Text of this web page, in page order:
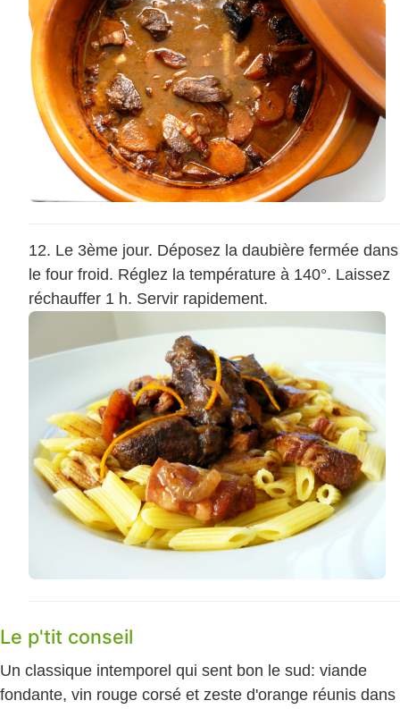
Le 3ème jour. Déposez la daubière fermée dans
le four froid. Réglez la température à 140°. Laissez
réchauffer 1 h. Servir rapidement.
Le p'tit conseil
Un classique intemporel qui sent bon le sud: viande
fondante, vin rouge corsé et zeste d'orange réunis dans